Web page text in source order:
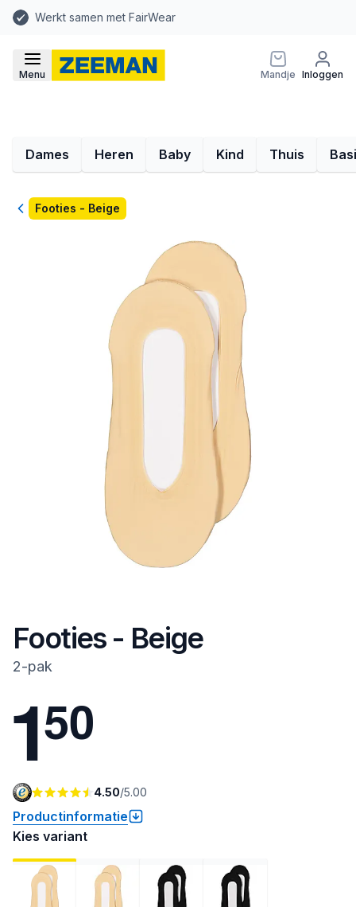
Werkt samen met FairWear
Menu Mandje Inloggen
Dames Heren Baby Kind Thuis
TerugFooties - Beige
Footies - Beige
2-pak
150
4.50/5.00
Productinformatie
Kies variant